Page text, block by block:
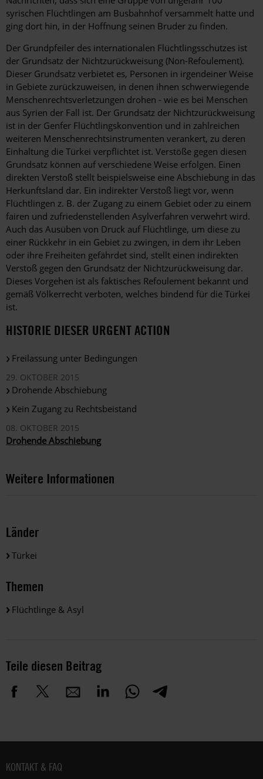
syrischen Flüchtlingen am Busbahnhof versammelt hatte und
ging dort hin, in der Hoffnung seinen Bruder zu finden.
Der Grundpfeiler des internationalen Flüchtlingsschutzes ist
der Grundsatz der Nichtzurückweisung (Non-Refoulement).
Dieser Grundsatz verbietet es, Personen in irgendeiner Weise
in Gebiete zurückzuweisen, in denen ihnen schwerwiegende
Menschenrechtsverletzungen drohen - wie es bei Menschen
aus Syrien der Fall ist. Der Grundsatz der Nichtzurückweisung
ist in der Genfer Flüchtlingskonvention und in zahlreichen
weiteren Menschenrechtsinstrumenten verankert, zu deren
Einhaltung die Türkei verpflichtet ist. Verstöße gegen diesen
Grundsatz können auf verschiedene Weise erfolgen. Einen
direkten Verstoß stellt beispielsweise eine Abschiebung in das
Herkunftsland dar. Ein indirekter Verstoß liegt vor, wenn
Flüchtlingen z. B. der Zugang zu einem Gebiet oder zu einem
fairen und zufriedenstellenden Asylverfahren verwehrt wird.
Auch das Ausüben von Druck auf Flüchtlinge, um diese zu
einer Rückkehr in ein Gebiet zu zwingen, in dem ihr Leben
oder ihre Freiheiten gefährdet sind, stellt einen indirekten
Verstoß gegen den Grundsatz der Nichtzurückweisung dar.
Dieses Vorgehen ist als faktisches Refoulement bekannt und
gemäß Völkerrecht verboten, welches bindend für die Türkei
ist.
HISTORIE DIESER URGENT ACTION
Freilassung unter Bedingungen
29. OKTOBER 2015
Drohende Abschiebung
Kein Zugang zu Rechtsbeistand
08. OKTOBER 2015
Drohende Abschiebung
Weitere Informationen
Länder
Türkei
Themen
Flüchtlinge & Asyl
Teile diesen Beitrag
Fußbereich
KONTAKT & FAQ